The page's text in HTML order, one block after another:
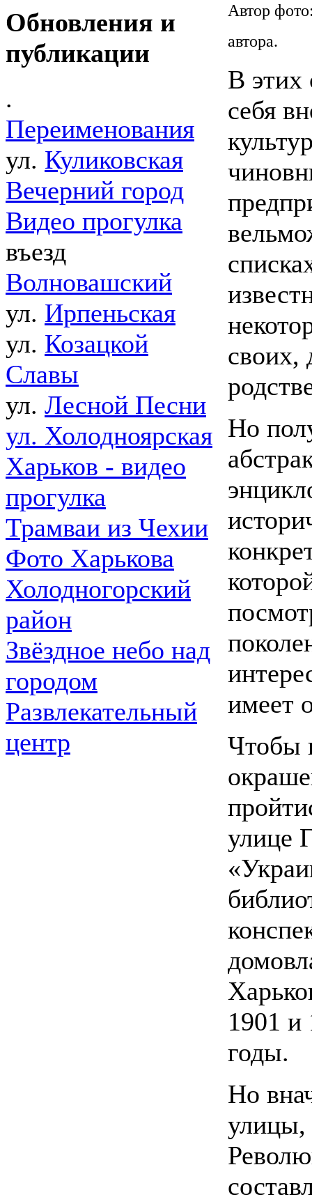
Обновления и
публикации
.
Переименования
ул. Куликовская
Вечерний город
Видео прогулка
въезд
Волновашский
ул. Ирпеньская
ул. Козацкой
Славы
ул. Лесной Песни
ул. Холодноярская
Харьков - видео
прогулка
Трамваи из Чехии
Фото Харькова
Холодногорский
район
Звёздное небо над
городом
Развлекательный
центр
Автор
автора.
В этих
себя
своих,
Но
имеет
Чтобы
улице
1901 и
годы.
Но
улицы,